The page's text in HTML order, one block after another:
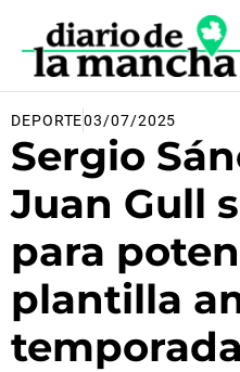
contenido
DEPORTE03/07/2025
Sergio
Juan Gull
para
plantilla